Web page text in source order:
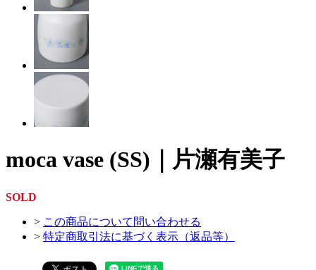
moca vase (SS)｜片瀬有美子
SOLD
> この商品について問い合わせる
> 特定商取引法に基づく表示（返品等）